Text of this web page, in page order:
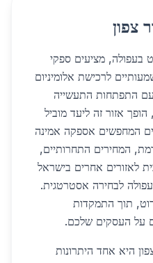
צפון
בעפולה, מציעים ספקי
לרכישת אלומיניום
בעפולה. בשנת 2026, עם התפתחות התעשייה
אזור זה ליעד מוביל
המחפשים אספקה אמינה
המחירים התחרותיים,
לאזורים אחרים בישראל
לבחירה אסטרטגית.
תוך התמקדות
על העסקים שלכם.
היא אחד היתרונות